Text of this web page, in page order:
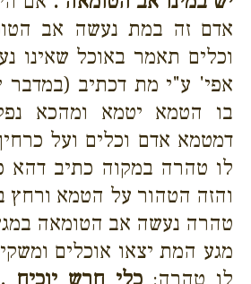
אדם זה במת נעשה אב
וכלים תאמר באוכל שאינו
אפי' ע"י מת דכתיב (במדבר
בו הטמא יטמא ומהכא
דמטמא אדם וכלים ועל
לו טהרה במקוה כתיב דהא
והזה הטהור על הטמא ורחץ
טהרה נעשה אב הטומאה
מגע המת יצאו אוכלים